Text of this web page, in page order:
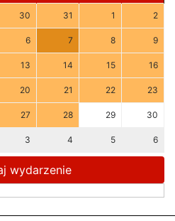
30 31 1 2
6 7 8 9
13 14 15 16
20 21 22 23
27 28 29 30
3 4 5 6
wydarzenie